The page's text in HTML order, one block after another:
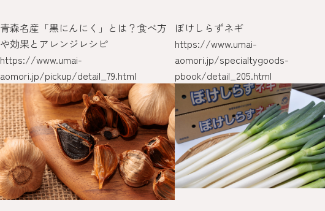
青森名産「黒にんにく」とは？食べ方
や効果とアレンジレシピ
https://www.umai-
aomori.jp/pickup/detail_79.html
ぼけしらずネギ
https://www.umai-
aomori.jp/specialtygoods-
pbook/detail_205.html